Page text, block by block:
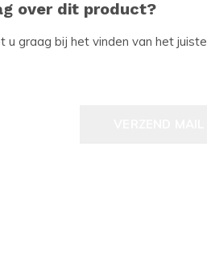
over dit product?
u graag bij het vinden van het juiste